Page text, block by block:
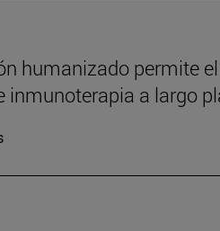
humanizado permite
inmunoterapia a largo